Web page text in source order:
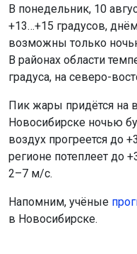
В понедельник, 10
+13…+15 градусов,
возможны только
В районах области
градуса, на северо-
Пик жары придётся на
Новосибирске ночью
воздух прогреется до
регионе потеплеет до
2–7 м/с.
Напомним, учёные
в Новосибирске.